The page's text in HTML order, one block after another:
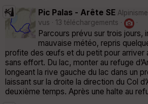
Pic Palas - Arête SE Alpinisme
vus · 13 téléchargements ·
·
Parcours prévu sur trois jours,
mauvaise météo, repris
profite des œufs et du petit pour arriver
sans effort. Du lac, monter au refuge
longeant la rive gauche du lac dans un
laissant sur la droite la direction du Col
deuxième temps. Après une halte au